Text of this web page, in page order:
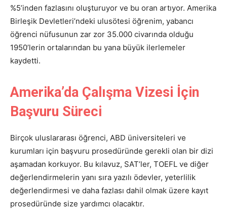
%5’inden fazlasını oluşturuyor ve bu oran artıyor. Amerika
Birleşik Devletleri’ndeki ulusötesi öğrenim, yabancı
öğrenci nüfusunun zar zor 35.000 civarında olduğu
1950’lerin ortalarından bu yana büyük ilerlemeler
kaydetti.
Amerika’da Çalışma Vizesi İçin
Başvuru Süreci
Birçok uluslararası öğrenci, ABD üniversiteleri ve
kurumları için başvuru prosedüründe gerekli olan bir dizi
aşamadan korkuyor. Bu kılavuz, SAT’ler, TOEFL ve diğer
değerlendirmelerin yanı sıra yazılı ödevler, yeterlilik
değerlendirmesi ve daha fazlası dahil olmak üzere kayıt
prosedüründe size yardımcı olacaktır.